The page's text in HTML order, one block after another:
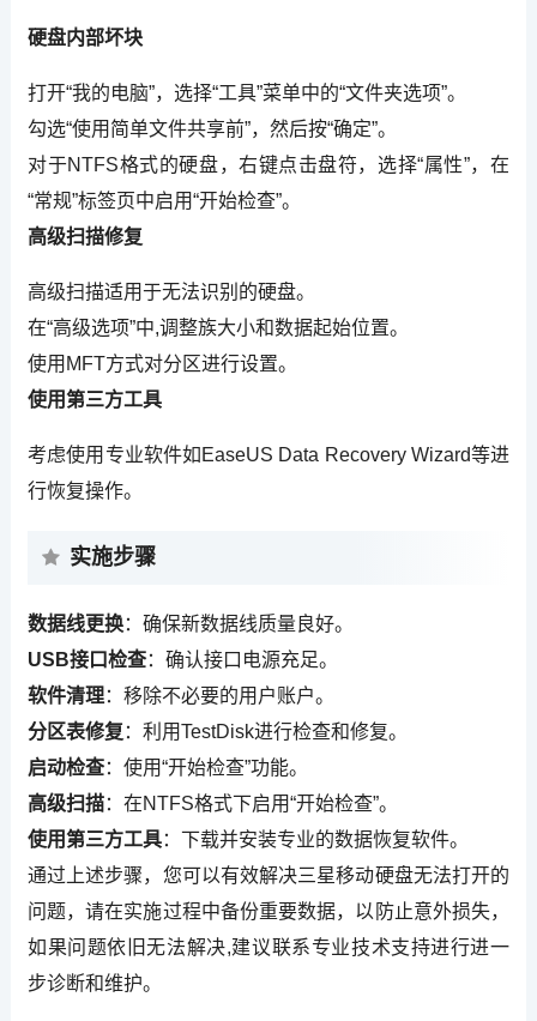
硬盘内部坏块
打开“我的电脑”，选择“工具”菜单中的“文件夹选项”。
勾选“使用简单文件共享前”，然后按“确定”。
对于NTFS格式的硬盘，右键点击盘符，选择“属性”，在
“常规”标签页中启用“开始检查”。
高级扫描修复
高级扫描适用于无法识别的硬盘。
在“高级选项”中,调整族大小和数据起始位置。
使用MFT方式对分区进行设置。
使用第三方工具
考虑使用专业软件如EaseUS Data Recovery Wizard等进
行恢复操作。
实施步骤
数据线更换：确保新数据线质量良好。
USB接口检查：确认接口电源充足。
软件清理：移除不必要的用户账户。
分区表修复 ：利用TestDisk进行检查和修复。
启动检查：使用“开始检查”功能。
高级扫描：在NTFS格式下启用“开始检查”。
使用第三方工具：下载并安装专业的数据恢复软件。
通过上述步骤，您可以有效解决三星移动硬盘无法打开的
问题，请在实施过程中备份重要数据，以防止意外损失，
如果问题依旧无法解决,建议联系专业技术支持进行进一
步诊断和维护。